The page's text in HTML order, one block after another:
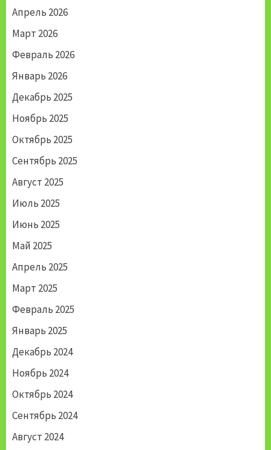
Апрель 2026
Март 2026
Февраль 2026
Январь 2026
Декабрь 2025
Ноябрь 2025
Октябрь 2025
Сентябрь 2025
Август 2025
Июль 2025
Июнь 2025
Май 2025
Апрель 2025
Март 2025
Февраль 2025
Январь 2025
Декабрь 2024
Ноябрь 2024
Октябрь 2024
Сентябрь 2024
Август 2024